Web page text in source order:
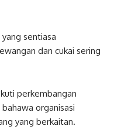
sentiasa
dan cukai sering
perkembangan
organisasi
yang berkaitan.